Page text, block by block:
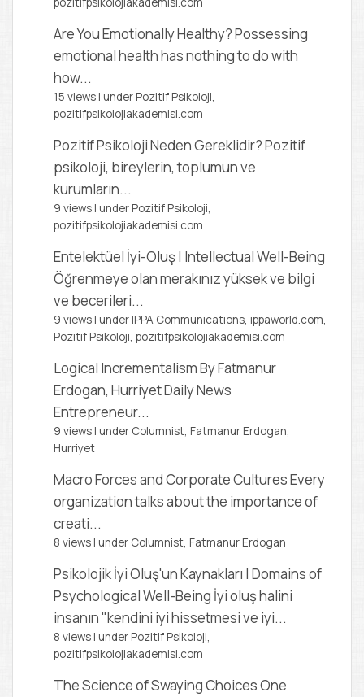
Are You Emotionally Healthy?Possessing
emotional health has nothing to do with
how...
15 views | under Pozitif Psikoloji,
pozitifpsikolojiakademisi.com
Pozitif Psikoloji Neden Gereklidir?Pozitif
psikoloji, bireylerin, toplumun ve
kurumların...
9 views | under Pozitif Psikoloji,
pozitifpsikolojiakademisi.com
Entelektüel İyi-Oluş | Intellectual Well-Being
Öğrenmeye olan merakınız yüksek ve bilgi
ve becerileri...
9 views | under IPPA Communications, ippaworld.com,
Pozitif Psikoloji, pozitifpsikolojiakademisi.com
Logical IncrementalismBy Fatmanur
Erdogan, Hurriyet Daily News
Entrepreneur...
9 views | under Columnist, Fatmanur Erdogan,
Hurriyet
Macro Forces and Corporate CulturesEvery
organization talks about the importance of
creati...
8 views | under Columnist, Fatmanur Erdogan
Psikolojik İyi Oluş'un Kaynakları | Domains of
Psychological Well-Being İyi oluş halini
insanın "kendini iyi hissetmesi ve iyi...
8 views | under Pozitif Psikoloji,
pozitifpsikolojiakademisi.com
The Science of Swaying ChoicesOne